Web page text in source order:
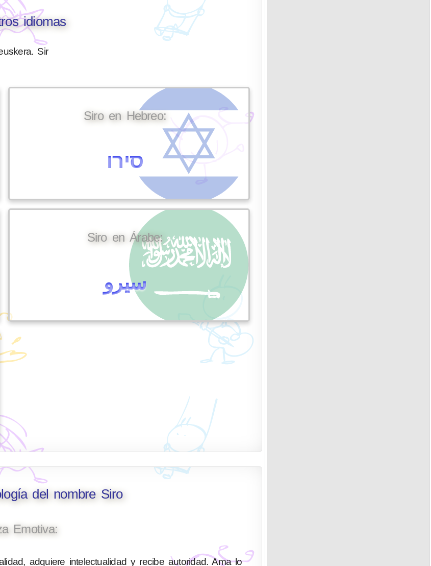
idiomas
Sir
Siro en Hebreo:
סירו
Siro en Árabe:
سيرو
del nombre Siro
Emotiva:
adquiere intelectualidad y recibe autoridad. Ama lo